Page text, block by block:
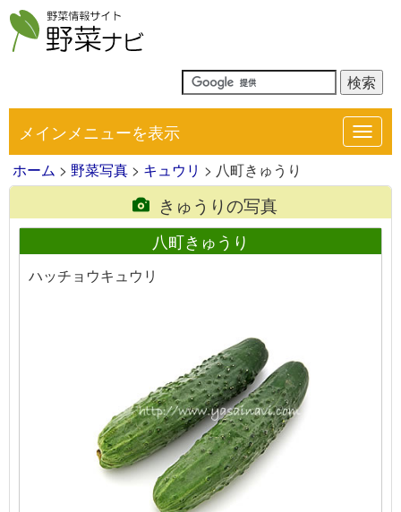
メインメニューを表示
ホーム > 野菜写真 > キュウリ > 八町きゅうり
きゅうりの写真
八町きゅうり
ハッチョウキュウリ